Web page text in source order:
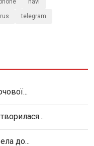
telegram
до...